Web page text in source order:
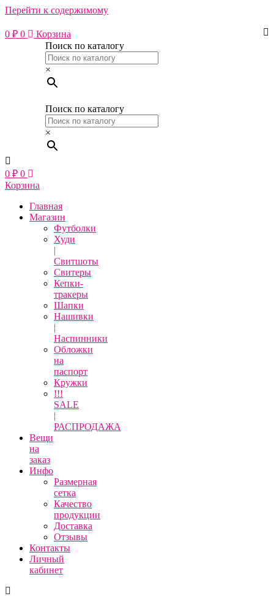
Перейти к содержимому
0 ₽ 0
Корзина
Поиск по каталогу
×
Поиск по каталогу
×
0 ₽ 0
Корзина
Главная
Магазин
Футболки
Худи
|
Свитшоты
Свитеры
Кепки-
тракеры
Шапки
Нашивки
|
Наспинники
Обложки
на
паспорт
Кружки
!!!
SALE
|
РАСПРОДАЖА
Вещи
на
заказ
Инфо
Размерная
сетка
Качество
продукции
Доставка
Отзывы
Контакты
Личный
кабинет